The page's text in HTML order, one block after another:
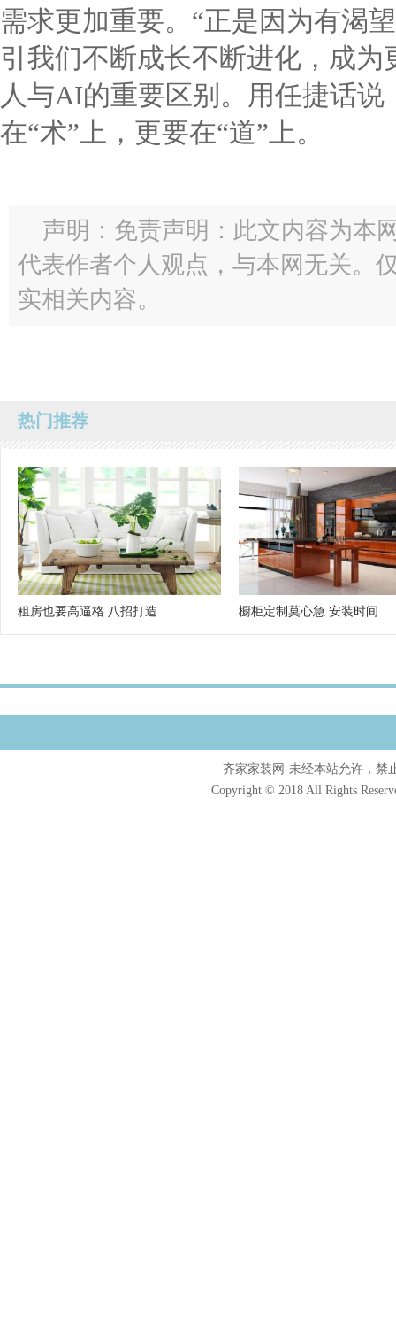
需求更加重要。“正是因为有渴
引我们不断成长不断进化，成为
人与AI的重要区别。用任捷话
在“术”上，更要在“道”上。
声明：免责声明：此文内容为本
代表作者个人观点，与本网无关。
实相关内容。
热门推荐
租房也要高逼格 八招打造 橱柜定制莫心急 安装时间
齐家家装网-未经本站允许，禁
Copyright © 2018 All Rights